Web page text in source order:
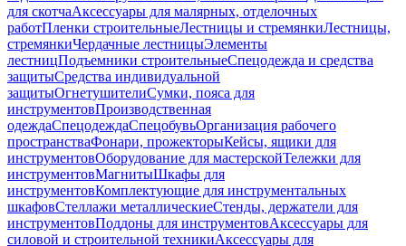
для скотчаАксессуары для малярных, отделочных
работПленки строительныеЛестницы и стремянкиЛестницы,
стремянкиЧердачные лестницыЭлементы
лестницПодъемники строительныеСпецодежда и средства
защитыСредства индивидуальной
защитыОгнетушителиСумки, пояса для
инструментовПроизводственная
одеждаСпецодеждаСпецобувьОрганизация рабочего
пространстваФонари, прожекторыКейсы, ящики для
инструментовОборудование для мастерскойТележки для
инструментовМагнитыШкафы для
инструментовКомплектующие для инструментальных
шкафовСтеллажи металлическиеСтенды, держатели для
инструментовПоддоны для инструментовАксессуары для
силовой и строительной техникиАксессуары для